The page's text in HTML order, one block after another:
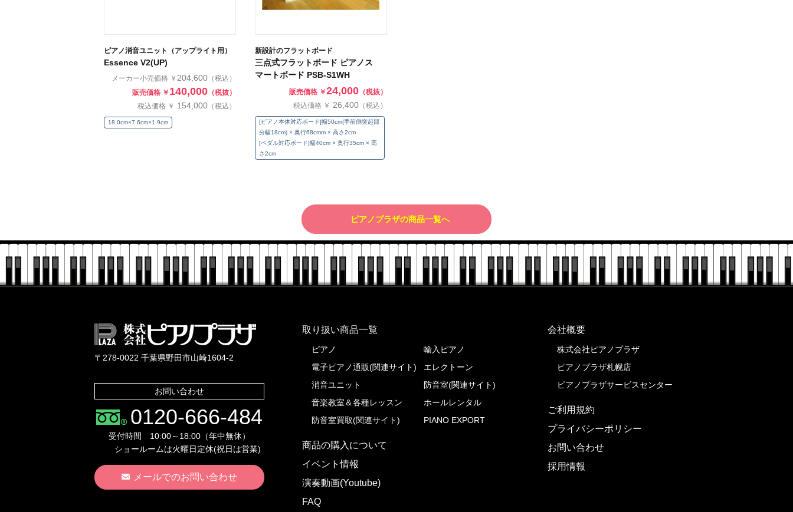
ピアノ消音ユニット（アップライト用）
Essence V2(UP)
メーカー小売価格 ￥ 204,600 （税込）
販売価格 ￥ 140,000 （税抜）
税込価格 ￥ 154,000 （税込）
18.0cm×7.6cm×1.9cm
新設計のフラットボード
三点式フラットボード ピアノス
マートボード PSB-S1WH
販売価格 ￥24,000 （税抜）
税込価格 ￥ 26,400 （税込）
[ピアノ本体対応ボード]幅50cm(手前側突起部
分幅18cm) × 奥行68cmm × 高さ2cm
[ペダル対応ボード]幅40cm × 奥行35cm × 高
さ2cm
ピアノプラザの商品一覧へ
株式会社ピアノプラザ
〒278-0022 千葉県野田市山崎1604-2
お問い合わせ
0120-666-484
受付時間 10:00～18:00（年中無休）
ショールームは火曜日定休(祝日は営業)
メールでのお問い合わせ
取り扱い商品一覧
ピアノ
輸入ピアノ
電子ピアノ通販(関連サイト)
エレクトーン
消音ユニット
防音室(関連サイト)
音楽教室＆各種レッスン
ホールレンタル
防音室買取(関連サイト)
PIANO EXPORT
商品の購入について
イベント情報
演奏動画(Youtube)
FAQ
会社概要
株式会社ピアノプラザ
ピアノプラザ札幌店
ピアノプラザサービスセンター
ご利用規約
プライバシーポリシー
お問い合わせ
採用情報